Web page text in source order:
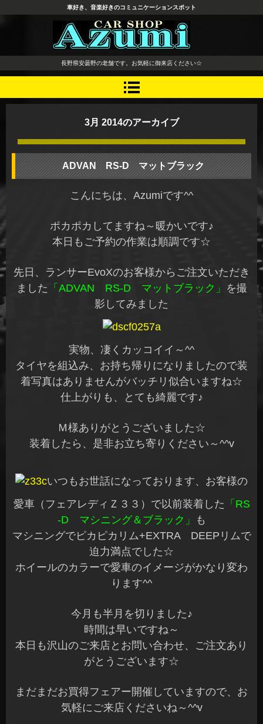
長野県 安曇野市 タイヤ ホ
イール デッドニング カーオ
ーディオ レカロシート
車好き、音楽好きのコミュニケーションスポット
長野県安曇野の老舗です。お気軽に御来店ください☆
3月 2014のアーカイブ
ADVAN RS-D マットブラック
こんにちは、Azumiです^^
ポカポカしてますね～暖かいです♪
本日もご予約の作業は順調です☆
先日、ランサーEvoXのお客様からご注文いただき
ました 「ADVAN RS-D マットブラック」 を撮
影してみました
実物、凄くカッコイイ～^^
タイヤを組込み、お持ち帰りになりましたので装
着写真はありませんがバッチリ似合いますね☆
仕上がりも、とても綺麗です♪
Ｍ様ありがとうございました☆
装着したら、是非お立ち寄りください～^^v
いつもお世話になっております、お客様の
愛車（フェアレディＺ３３）で以前装着した 「RS
-D マシニング＆ブラック」
も
マシニングでピカピカリム+EXTRA DEEPリムで
迫力満点でした☆
ホイールのカラーで愛車のイメージがかなり変わ
ります^^
今月も半月を切りました♪
時間は早いですね～
本日も沢山のご来店とお問い合わせ、ご注文あり
がとうございます☆
まだまだお買得フェアー開催していますので、お
気軽にご来店くださいね～^^v